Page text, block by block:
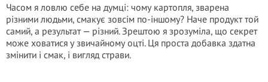
Часом я ловлю себе на думці: чому картопля, зварена
різними людьми, смакує зовсім по-іншому? Наче продукт той
самий, а результат — різний. Зрештою я зрозуміла, що секрет
може ховатися у звичайному оцті. Ця проста добавка здатна
змінити і смак, і вигляд страви.